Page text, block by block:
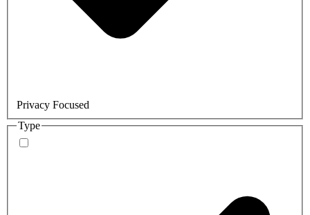
Privacy Focused
Type